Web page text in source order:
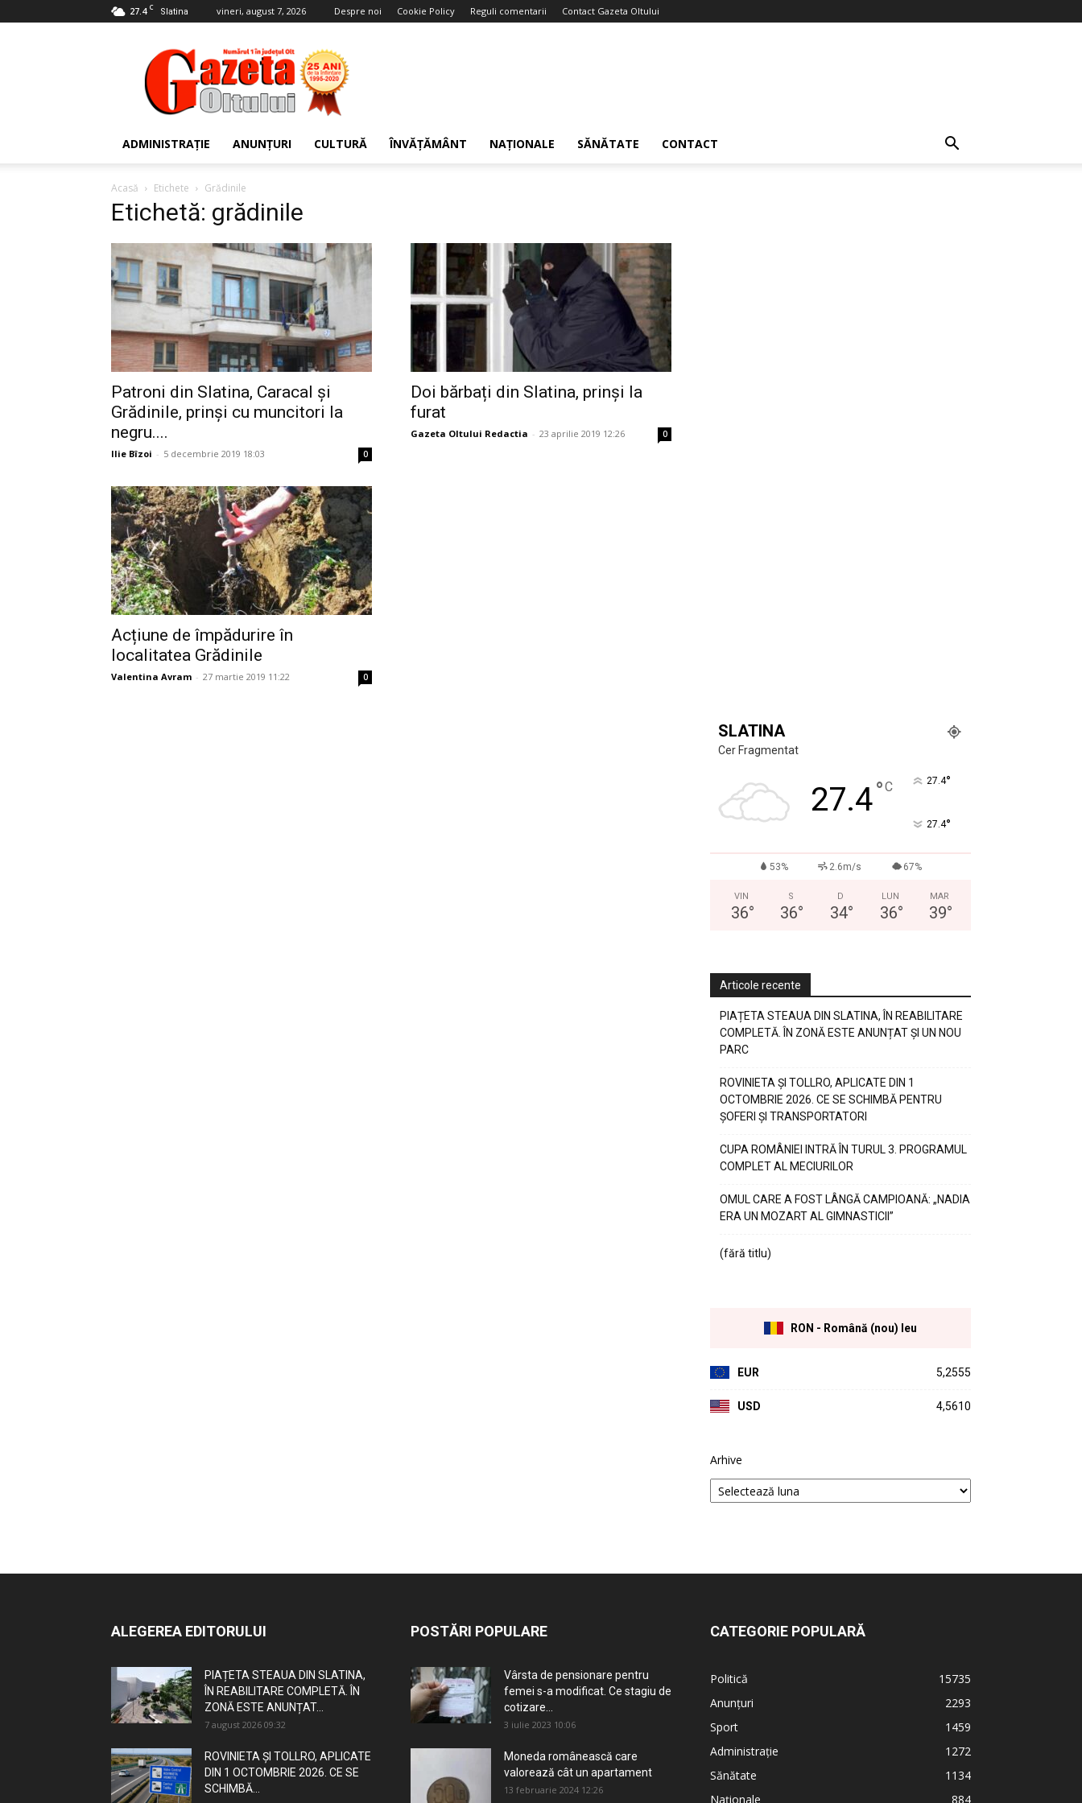
27.4 C Slatina vineri, august 7, 2026 Despre noi Cookie Policy Reguli comentarii Contact Gazeta Oltului
Gazeta
Oltului
ADMINISTRAȚIE ANUNȚURI CULTURĂ ÎNVĂȚĂMÂNT NAȚIONALE SĂNĂTATE CONTACT
Acasă Etichete Grădinile
Etichetă: grădinile
Patroni din Slatina, Caracal și
Grădinile, prinși cu muncitori la
negru....
Ilie Bîzoi - 5 decembrie 2019 18:03 0
Doi bărbați din Slatina, prinși la
furat
Gazeta Oltului Redactia - 23 aprilie 2019 12:26 0
Acțiune de împădurire în
localitatea Grădinile
Valentina Avram - 27 martie 2019 11:22 0
SLATINA
Cer Fragmentat
27.4°C 27.4°
27.4°
53% 2.6m/s 67%
VIN
36°
S
36°
D
34°
LUN
36°
MAR
39°
Articole recente
PIAȚETA STEAUA DIN SLATINA, ÎN REABILITARE
COMPLETĂ. ÎN ZONĂ ESTE ANUNȚAT ȘI UN NOU
PARC
ROVINIETA ȘI TOLLRO, APLICATE DIN 1
OCTOMBRIE 2026. CE SE SCHIMBĂ PENTRU
ȘOFERI ȘI TRANSPORTATORI
CUPA ROMÂNIEI INTRĂ ÎN TURUL 3. PROGRAMUL
COMPLET AL MECIURILOR
OMUL CARE A FOST LÂNGĂ CAMPIOANĂ: „NADIA
ERA UN MOZART AL GIMNASTICII”
(fără titlu)
RON - Română (nou) leu
EUR 5,2555
USD 4,5610
Arhive
ALEGEREA EDITORULUI
PIAȚETA STEAUA DIN SLATINA,
ÎN REABILITARE COMPLETĂ. ÎN
ZONĂ ESTE ANUNȚAT...
7 august 2026 09:32
ROVINIETA ȘI TOLLRO, APLICATE
DIN 1 OCTOMBRIE 2026. CE SE
SCHIMBĂ...
POSTĂRI POPULARE
Vârsta de pensionare pentru
femei s-a modificat. Ce stagiu de
cotizare...
3 iulie 2023 10:06
Moneda românească care
valorează cât un apartament
13 februarie 2024 12:26
CATEGORIE POPULARĂ
Politică
15735
Anunțuri
2293
Sport
1459
Administrație
1272
Sănătate
1134
Naționale
884